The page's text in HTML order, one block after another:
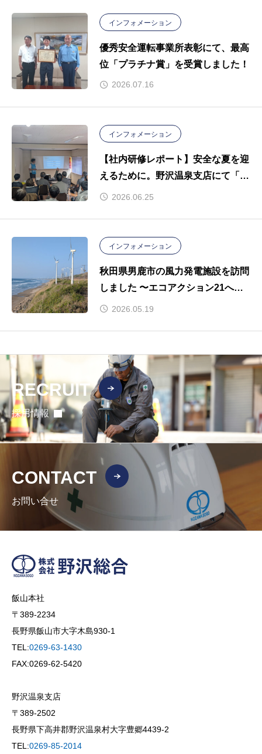
インフォメーション
優秀安全運転事業所表彰にて、最高
位「プラチナ賞」を受賞しました！
2026.07.16
インフォメーション
【社内研修レポート】安全な夏を迎
えるために。野沢温泉支店にて「熱
中症講話」を開催しました。
2026.06.25
インフォメーション
秋田県男鹿市の風力発電施設を訪問
しました 〜エコアクション21への
取り組み〜
2026.05.19
RECRUIT
採用情報
CONTACT
お問い合せ
飯山本社
〒389-2234
長野県飯山市大字木島930-1
TEL:0269-63-1430
FAX:0269-62-5420
野沢温泉支店
〒389-2502
長野県下高井郡野沢温泉村大字豊郷4439-2
TEL:0269-85-2014